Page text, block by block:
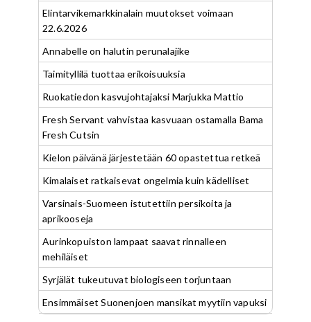
Elintarvikemarkkinalain muutokset voimaan
22.6.2026
Annabelle on halutin perunalajike
Taimityllilä tuottaa erikoisuuksia
Ruokatiedon kasvujohtajaksi Marjukka Mattio
Fresh Servant vahvistaa kasvuaan ostamalla Bama
Fresh Cutsin
Kielon päivänä järjestetään 60 opastettua retkeä
Kimalaiset ratkaisevat ongelmia kuin kädelliset
Varsinais-Suomeen istutettiin persikoita ja
aprikooseja
Aurinkopuiston lampaat saavat rinnalleen
mehiläiset
Syrjälät tukeutuvat biologiseen torjuntaan
Ensimmäiset Suonenjoen mansikat myytiin vapuksi